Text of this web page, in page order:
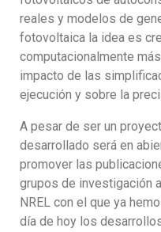
reales y modelos de
fotovoltaica la idea es
computacionalmente
impacto de las
ejecución y sobre la
A pesar de ser un
desarrollado será en
promover las
grupos de investigación
NREL con el que ya
día de hoy los